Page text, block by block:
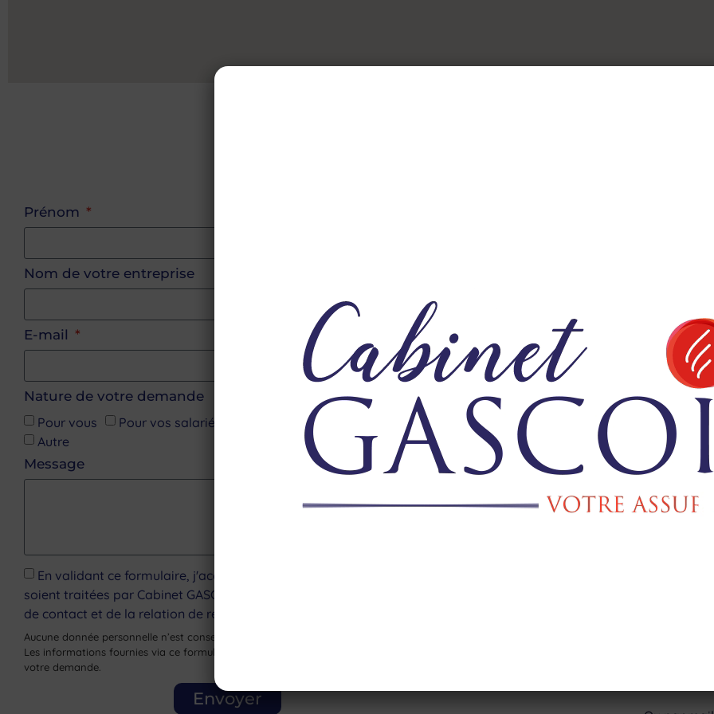
Prénom
Nom de votre entreprise
E-mail
Nature de votre demande
Pour vous
Pour vos salariés
Pour votre entreprise
Autre
Message
En validant ce formulaire, j'accepte que les informations saisies
soient traitées par Cabinet GASCOIN dans le cadre de ma demande
de contact et de la relation de recrutement qui pourrait en découler.
Aucune donnée personnelle n’est conservée par le site internet via ce formulaire.
Les informations fournies via ce formulaire nous servent uniquement à traiter
votre demande.
Envoyer